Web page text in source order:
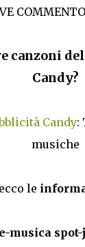
canzoni
Candy?
Candy:
musiche
le
musica